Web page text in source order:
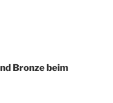
Bronze beim